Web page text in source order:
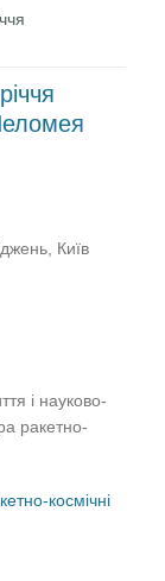
Київ
і науково-
ракетно-
космічні